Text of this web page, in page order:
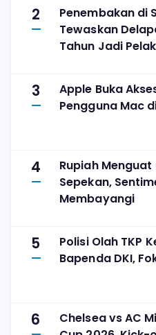
2
Penembakan di
Tewaskan
Tahun Jadi
3
Apple Buka
Pengguna Mac
4
Rupiah
Sepekan,
Membayangi
5
Polisi Olah TKP
Bapenda DKI,
6
Chelsea vs AC